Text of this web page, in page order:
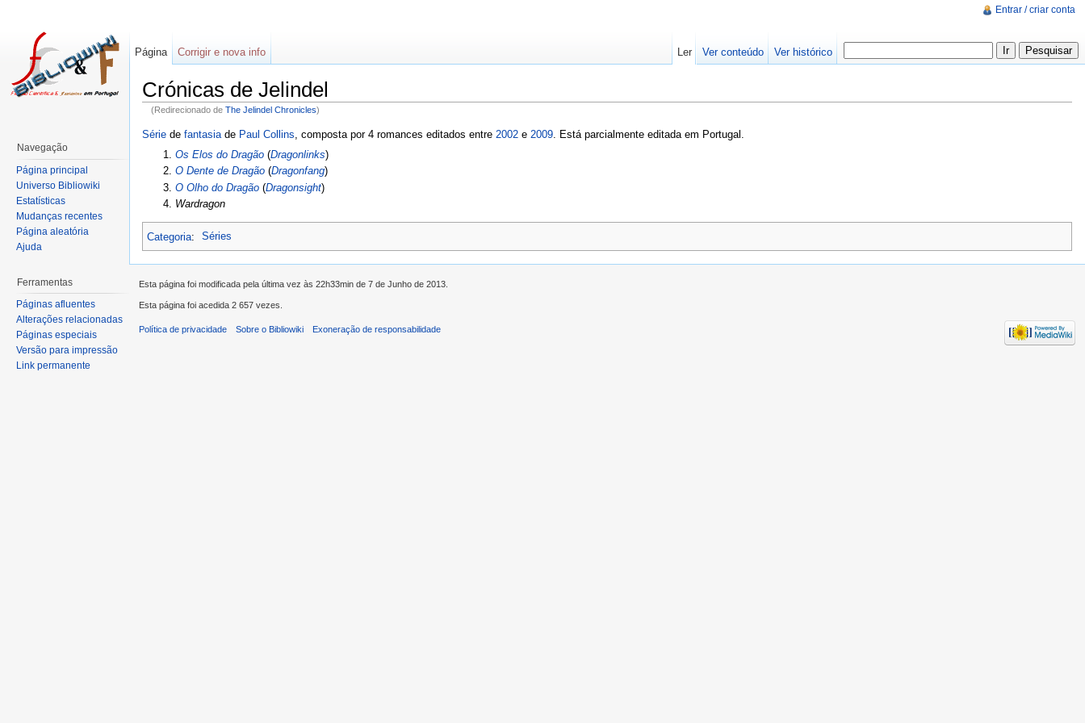
Crónicas de Jelindel
(Redirecionado de The Jelindel Chronicles)
Série de fantasia de Paul Collins , composta por 4 romances editados entre 2002 e 2009 . Está parcialmente editada em Portugal.
1. Os Elos do Dragão(Dragonlinks)
2. O Dente de Dragão(Dragonfang)
3. O Olho do Dragão(Dragonsight)
4. Wardragon
Categoria: Séries
Entrar / criar conta
Página Corrigir e nova info Ler Ver conteúdo Ver histórico
Navegação
Página principal
Universo Bibliowiki
Estatísticas
Mudanças recentes
Página aleatória
Ajuda
Ferramentas
Páginas afluentes
Alterações relacionadas
Páginas especiais
Versão para impressão
Link permanente
Esta página foi modificada pela última vez às 22h33min de 7 de Junho de 2013.
Esta página foi acedida 2 657 vezes.
Política de privacidade Sobre o Bibliowiki Exoneração de responsabilidade